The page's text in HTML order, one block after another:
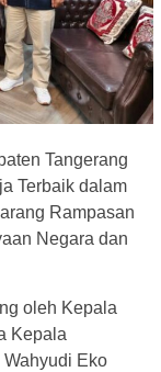
Tangerang
Terbaik dalam
Rampasan
Negara dan
oleh Kepala
Kepala
Eko